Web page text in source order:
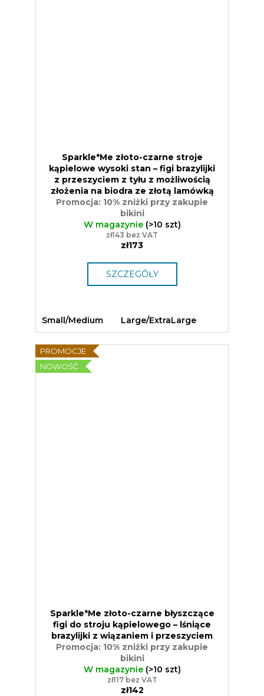
Sparkle*Me złoto-czarne stroje
kąpielowe wysoki stan – figi brazylijki
z przeszyciem z tyłu z możliwością
złożenia na biodra ze złotą lamówką
Promocja: 10% zniżki przy zakupie
bikini
W magazynie (>10 szt)
zł143 bez VAT
zł173
SZCZEGÓŁY
Small/Medium Large/ExtraLarge
PROMOCJE
NOWOŚĆ
Sparkle*Me złoto-czarne błyszczące
figi do stroju kąpielowego – lśniące
brazylijki z wiązaniem i przeszyciem
Promocja: 10% zniżki przy zakupie
bikini
W magazynie (>10 szt)
zł117 bez VAT
zł142